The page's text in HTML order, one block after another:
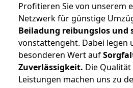
Profitieren Sie von unserem
Netzwerk für günstige
Beiladung reibungslos und
vonstattengeht. Dabei legen
besonderen Wert auf
Zuverlässigkeit. Die
Leistungen machen uns zu